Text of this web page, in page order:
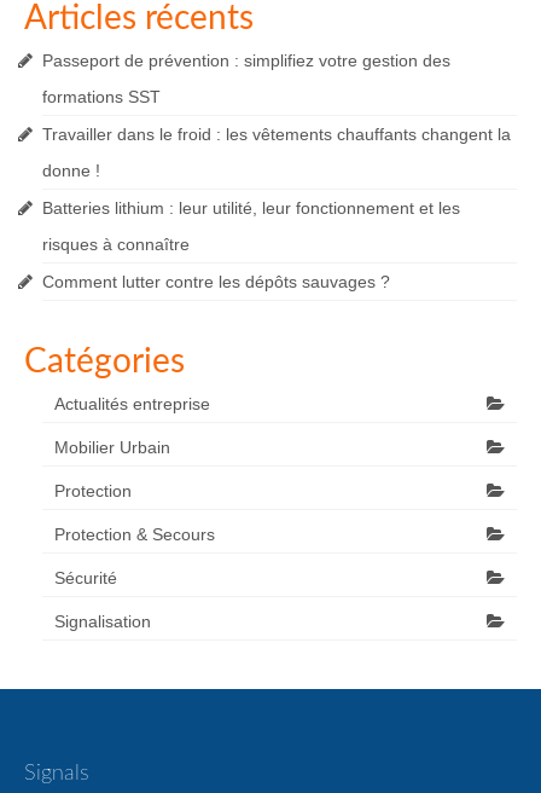
Articles récents
Passeport de prévention : simplifiez votre gestion des
formations SST
Travailler dans le froid : les vêtements chauffants changent la
donne !
Batteries lithium : leur utilité, leur fonctionnement et les
risques à connaître
Comment lutter contre les dépôts sauvages ?
Catégories
Actualités entreprise
Mobilier Urbain
Protection
Protection & Secours
Sécurité
Signalisation
Signals